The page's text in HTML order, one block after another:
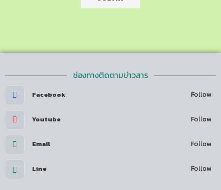
ช่องทางติดตามข่าวสาร
Facebook Follow
Youtube Follow
Email Follow
Line Follow